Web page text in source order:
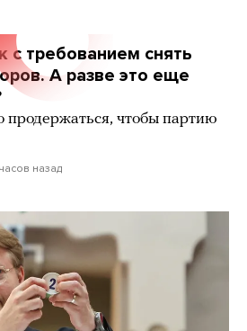
с требованием снять
А разве это еще
продержаться, чтобы партию
назад